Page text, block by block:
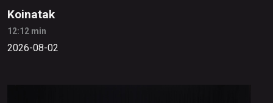
Koinatak
12:12 min
2026-08-02